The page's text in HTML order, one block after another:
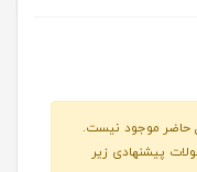
حاضر موجود نیست.
پیشنهادی زیر